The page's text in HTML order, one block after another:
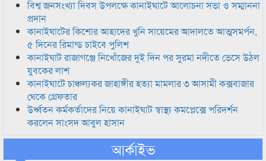
বিশ্ব জনসংখ্যা দিবস উপলক্ষে কানাইঘাটে আলোচনা সভা ও সম্মাননা
প্রদান
কানাইঘাটের কিশোর আহাদের খুনি সায়েমের আদালতে আত্মসমর্পন,
৫ দিনের রিমান্ড চাইবে পুলিশ
কানাইঘাট রাজাগঞ্জে নিখোঁজের দুই দিন পর সুরমা নদীতে ভেসে উঠল
যুবকের লাশ
কানাইঘাটে চাঞ্চল্যকর জাহাঙ্গীর হত্যা মামলার ৩ আসামী কক্সবাজার
থেকে গ্রেফতার
উর্ধ্বতন কর্মকর্তাদের নিয়ে কানাইঘাট স্বাস্থ্য কমপ্লেক্সে পরিদর্শন
করলেন সাংসদ আবুল হাসান
আর্কাইভ